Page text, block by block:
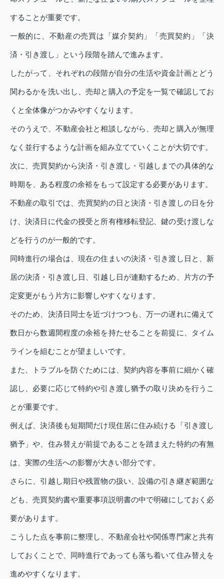
することが重要です。
一般的に、不動産の売買は「媒介契約」「売買契約」「決
済・引き渡し」という段階を踏んで進みます。
したがって、それぞれの段階が自分の生活や資金計画とどう
関わるかを洗い出し、売却と購入の予定を一覧で確認してお
くと全体像がつかみやすくなります。
そのうえで、不動産会社と相談しながら、売却と購入が無理
なく並行するような計画を組み立てていくことが大切です。
次に、売買契約から決済・引き渡し・引越しまでの具体的な
時期を、ある程度の余裕をもって設定する必要があります。
不動産の取引では、売買契約の日と決済・引き渡しの日を分
け、決済日に代金の授受と所有権移転登記、鍵の受け渡しな
どを行うのが一般的です。
同時進行の場合は、現在の住まいの決済・引き渡し日と、新
居の決済・引き渡し日、引越し日が連動するため、片方の予
定変更がもう片方に影響しやすくなります。
そのため、決済日同士を近づけつつも、万一の遅れに備えて
数日から数週間程度の余裕を持たせることを前提に、タイム
ラインを組むことが望ましいです。
また、トラブルを防ぐためには、契約内容を事前に細かく確
認し、必要に応じて特約や引き渡し猶予の取り決めを行うこ
とが重要です。
例えば、決済後も短期間だけ現住居に住み続ける「引き渡し
猶予」や、住み替えが前提であることを踏まえた特約の有無
は、実際の生活への影響が大きい部分です。
さらに、引越し期日や残置物の扱い、設備の引き継ぎ範囲な
ども、売買契約書や重要事項説明書の中で明確にしておく必
要があります。
こうした点を事前に整理し、不動産会社や関係専門家と共有
しておくことで、同時進行であっても落ち着いて住み替えを
進めやすくなります。